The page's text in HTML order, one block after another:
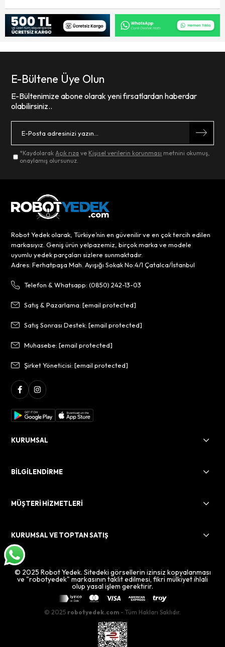
E-Bültene Üye Olun
E-Bültenimize abone olarak yeni fırsatlardan haberdar
olabilirsiniz..
*KaydolarakAçık rıza ve Kişisel verilerin korunması metnini okumuş,
onaylamış olursunuz.
Robot Yedek olarak, Türkiye’nin en güvenilir ve en çok tercih edilen
markasıyız. Geniş ürün yelpazemiz, birçok marka ve modele
uyumlu yedek parçaları sizlere sunmaktadır.
Adres: Ferhatpaşa Mah. Ayışığı Sokak No:4/1 Çatalca/İstanbul
Telefon & Whatsapp: (0850) 242-13-03
Satış & Pazarlama:[email protected]
Satış Sonrası Destek:[email protected]
Muhasebe:[email protected]
Şirket Yöneticisi:[email protected]
KURUMSAL
BİLGİLENDİRME
MÜŞTERİ HİZMETLERİ
KURUMSAL VE TOPTAN SATIŞ
© 2025 Robot Yedek. Sitedeki görsellerin izinsiz kopyalanması
ve "robotyedek" markasının taklit edilmesi, fikri mülkiyet ihlali
olup yasal işlem gerektirir.
© 2025 robotyedek.com - Tüm Hakları Saklıdır.